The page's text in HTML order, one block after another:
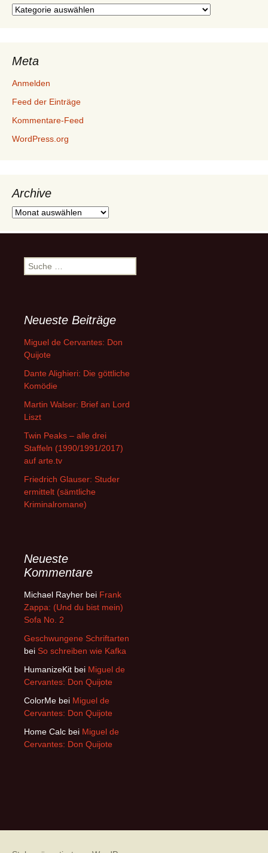
Kategorien
Meta
Anmelden
Feed der Einträge
Kommentare-Feed
WordPress.org
Archive
Archive
Suche
nach:
Neueste Beiträge
Miguel de Cervantes: Don
Quijote
Dante Alighieri: Die göttliche
Komödie
Martin Walser: Brief an Lord
Liszt
Twin Peaks – alle drei
Staffeln (1990/1991/2017)
auf arte.tv
Friedrich Glauser: Studer
ermittelt (sämtliche
Kriminalromane)
Neueste
Kommentare
Michael Rayher bei Frank
Zappa: (Und du bist mein)
Sofa No. 2
Geschwungene Schriftarten
bei So schreiben wie Kafka
HumanizeKit bei Miguel de
Cervantes: Don Quijote
ColorMe bei Miguel de
Cervantes: Don Quijote
Home Calc bei Miguel de
Cervantes: Don Quijote